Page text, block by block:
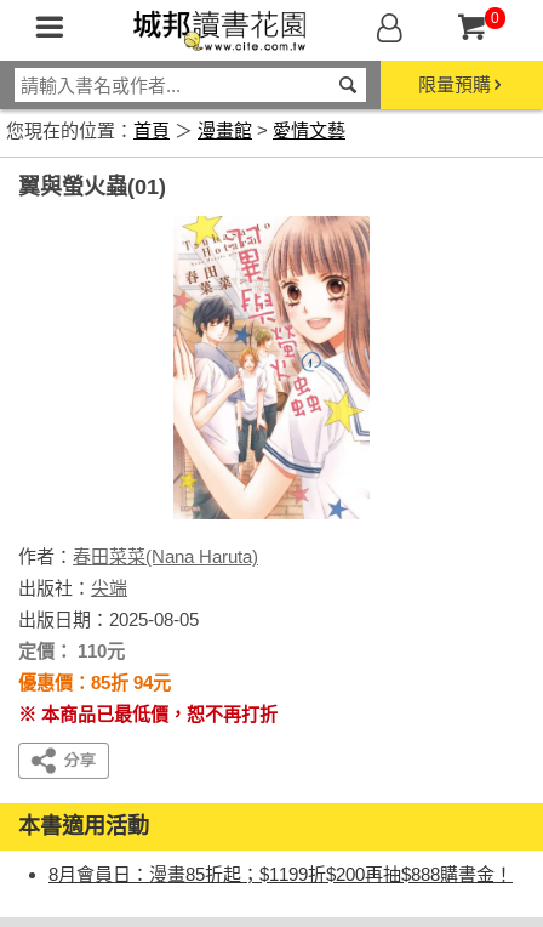
0
限量預購
您現在的位置： 首頁 ＞ 漫畫館 > 愛情文藝
翼與螢火蟲(01)
作者： 春田菜菜(Nana Haruta)
出版社： 尖端
出版日期：2025-08-05
定價： 110元
優惠價：85折 94元
※ 本商品已最低價，恕不再打折
本書適用活動
8月會員日：漫畫85折起；$1199折$200再抽$888購書金！